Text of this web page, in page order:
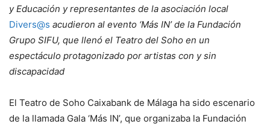
y Educación y representantes de la asociación local
Divers@s acudieron al evento ‘Más IN’ de la Fundación
Grupo SIFU, que llenó el Teatro del Soho en un
espectáculo protagonizado por artistas con y sin
discapacidad
El Teatro de Soho Caixabank de Málaga ha sido escenario
de la llamada Gala ‘Más IN’, que organizaba la Fundación